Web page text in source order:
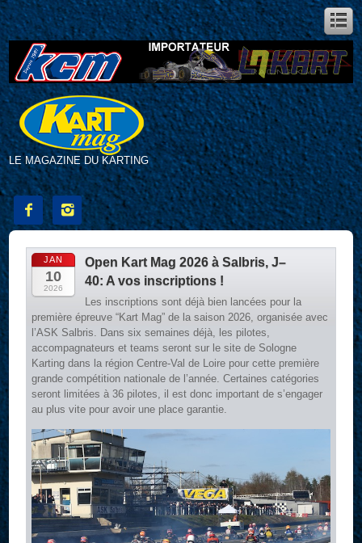
LE MAGAZINE DU KARTING
 
JAN
10
2026
Open Kart Mag 2026 à Salbris, J–
40: A vos inscriptions !
Les inscriptions sont déjà bien lancées pour la
première épreuve “Kart Mag” de la saison 2026, organisée avec
l’ASK Salbris. Dans six semaines déjà, les pilotes,
accompagnateurs et teams seront sur le site de Sologne
Karting dans la région Centre-Val de Loire pour cette première
grande compétition nationale de l’année. Certaines catégories
seront limitées à 36 pilotes, il est donc important de s’engager
au plus vite pour avoir une place garantie.